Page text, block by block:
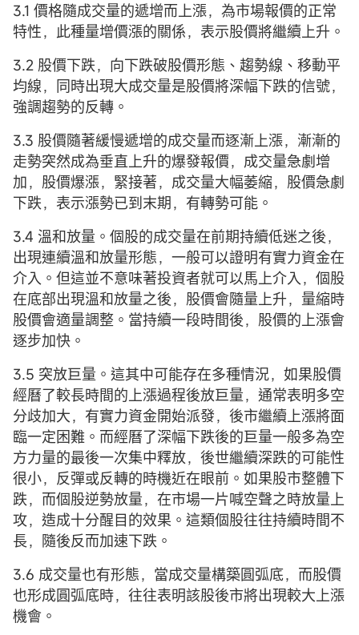
3.1 價格隨成交量的遞增而上漲，為市場報價的正常
特性，此種量增價漲的關係，表示股價將繼續上升。
3.2 股價下跌，向下跌破股價形態、趨勢線、移動平
均線，同時出現大成交量是股價將深幅下跌的信號，
強調趨勢的反轉。
3.3 股價隨著緩慢遞增的成交量而逐漸上漲，漸漸的
走勢突然成為垂直上升的爆發報價，成交量急劇增
加，股價爆漲，緊接著，成交量大幅萎縮，股價急劇
下跌，表示漲勢已到末期，有轉勢可能。
3.4 溫和放量。個股的成交量在前期持續低迷之後，
出現連續溫和放量形態，一般可以證明有實力資金在
介入。但這並不意味著投資者就可以馬上介入，個股
在底部出現溫和放量之後，股價會隨量上升，量縮時
股價會適量調整。當持續一段時間後，股價的上漲會
逐步加快。
3.5 突放巨量。這其中可能存在多種情況，如果股價
經曆了較長時間的上漲過程後放巨量，通常表明多空
分歧加大，有實力資金開始派發，後市繼續上漲將面
臨一定困難。而經曆了深幅下跌後的巨量一般多為空
方力量的最後一次集中釋放，後世繼續深跌的可能性
很小，反彈或反轉的時機近在眼前。如果股市整體下
跌，而個股逆勢放量，在市場一片喊空聲之時放量上
攻，造成十分醒目的效果。這類個股往往持續時間不
長，隨後反而加速下跌。
3.6 成交量也有形態，當成交量構築圓弧底，而股價
也形成圓弧底時，往往表明該股後市將出現較大上漲
機會。